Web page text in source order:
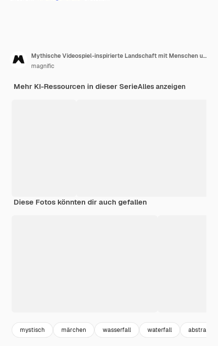
Mythische Videospiel-inspirierte Landschaft mit Menschen und Wasserfall
magnific
Mehr KI-Ressourcen in dieser SerieAlles anzeigen
Diese Fotos könnten dir auch gefallen
mystisch märchen wasserfall waterfall abstract